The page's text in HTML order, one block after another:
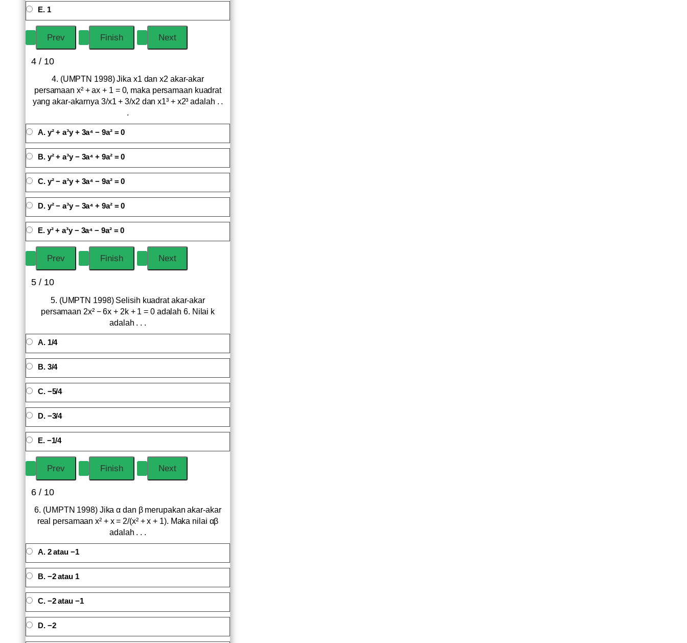
E. 1
4 / 10
4. (UMPTN 1998) Jika x1 dan x2 akar-akar
persamaan x² + ax + 1 = 0, maka persamaan kuadrat
yang akar-akarnya 3/x1 + 3/x2 dan x1³ + x2³ adalah . .
.
A. y² + a³y + 3a⁴ − 9a² = 0
B. y² + a³y − 3a⁴ + 9a² = 0
C. y² − a³y + 3a⁴ − 9a² = 0
D. y² − a³y − 3a⁴ + 9a² = 0
E. y² + a³y − 3a⁴ − 9a² = 0
5 / 10
5. (UMPTN 1998) Selisih kuadrat akar-akar
persamaan 2x² − 6x + 2k + 1 = 0 adalah 6. Nilai k
adalah . . .
A. 1/4
B. 3/4
C. −5/4
D. −3/4
E. −1/4
6 / 10
6. (UMPTN 1998) Jika α dan β merupakan akar-akar
real persamaan x² + x = 2/(x² + x + 1). Maka nilai αβ
adalah . . .
A. 2 atau −1
B. −2 atau 1
C. −2 atau −1
D. −2